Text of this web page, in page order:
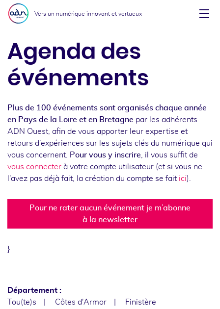
Aller au menu
Aller au contenu
Vers un numérique innovant et vertueux
Agenda des
événements
Plus de 100 événements sont organisés chaque année
en Pays de la Loire et en Bretagne par les adhérents
ADN Ouest, afin de vous apporter leur expertise et
retours d’expériences sur les sujets clés du numérique qui
vous concernent.
Pour vous y inscrire , il vous suffit de
vous connecter à votre compte utilisateur (et si vous ne
l'avez pas déjà fait, la création du compte se fait ici).
Pour ne rater aucun événement je m’abonne
à la newsletter
}
Département :
Tou(te)s
Côtes d'Armor
Finistère